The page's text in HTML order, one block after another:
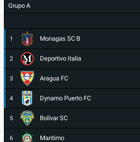
Grupo A
1 Monagas SC B
2 Deportivo Italia
3 Aragua FC
4 Dynamo Puerto FC
5 Bolívar SC
6 Maritimo